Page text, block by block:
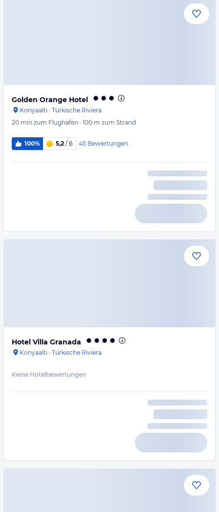
Golden Orange Hotel
Konyaalti · Türkische Riviera
20 min zum Flughafen · 100 m zum Strand
100% 5,2 / 6 45 Bewertungen
Hotel Villa Granada
Konyaalti · Türkische Riviera
Keine Hotelbewertungen